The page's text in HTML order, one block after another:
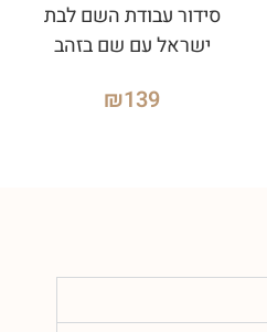
סידור עבודת השם לבת
ישראל עם שם בזהב
₪139